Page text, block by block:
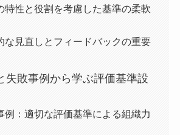
特性と役割を考慮した基準の柔軟
な見直しとフィードバックの重要
失敗事例から学ぶ評価基準設
例：適切な評価基準による組織力